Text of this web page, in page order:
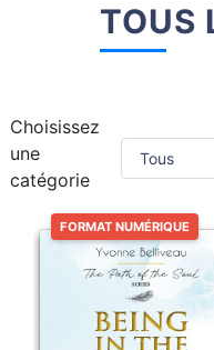
TOUS
Choisissez
une
catégorie
FORMAT NUMÉRIQUE